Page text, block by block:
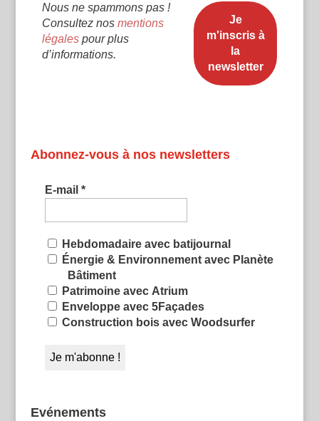
Nous ne spammons pas !
Consultez nos mentions
légalespour plus
d’informations.
Abonnez-vous à nos newsletters
E-mail *
Hebdomadaire avec batijournal
Énergie & Environnement avec Planète
Bâtiment
Patrimoine avec Atrium
Enveloppe avec 5Façades
Construction bois avec Woodsurfer
Evénements